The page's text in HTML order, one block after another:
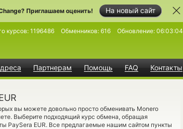
На новый сайт
Приглашаем оценить!
Партнерам Помощь FAQ Контакты
курсов: 1196486 Обменников: 616 Обновление: 06:03:04
вы можете довольно просто обменивать Monero
Выберите подходящий курс обмена, обращая
PaySera EUR. Все предлагаемые нашим сайтом пункты